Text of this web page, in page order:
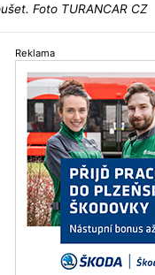
Foto TURANCAR CZ
Reklama